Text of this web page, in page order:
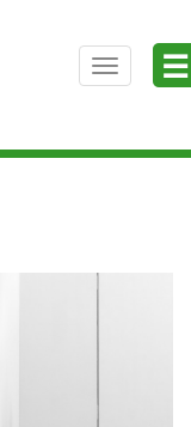
Toggle
navigation
☰